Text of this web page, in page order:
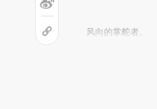
风向的掌舵者。